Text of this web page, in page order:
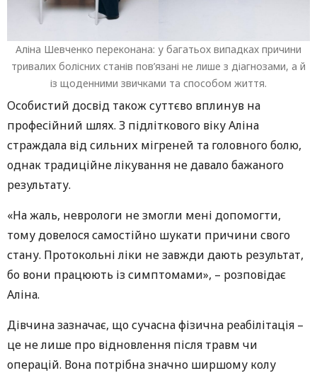
Аліна Шевченко переконана: у багатьох випадках причини
тривалих болісних станів пов’язані не лише з діагнозами, а й
із щоденними звичками та способом життя.
Особистий досвід також суттєво вплинув на
професійний шлях. З підліткового віку Аліна
страждала від сильних мігреней та головного болю,
однак традиційне лікування не давало бажаного
результату.
«На жаль, неврологи не змогли мені допомогти,
тому довелося самостійно шукати причини свого
стану. Протокольні ліки не завжди дають результат,
бо вони працюють із симптомами», – розповідає
Аліна.
Дівчина зазначає, що сучасна фізична реабілітація –
це не лише про відновлення після травм чи
операцій. Вона потрібна значно ширшому колу